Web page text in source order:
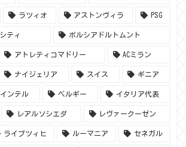
ラツィオ アストンヴィラ PSG
ティ ボルシアドルトムント
アトレティコマドリー ACミラン
ナイジェリア スイス ギニア
インテル ベルギー イタリア代表
レアルソシエダ レヴァークーゼン
ライプツィヒ ルーマニア セネガル